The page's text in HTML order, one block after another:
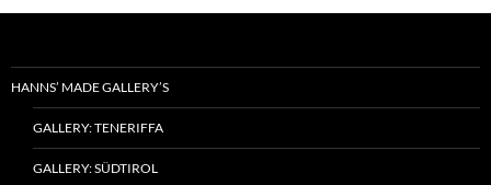
HANNS’ MADE GALLERY’S
GALLERY: TENERIFFA
GALLERY: SÜDTIROL